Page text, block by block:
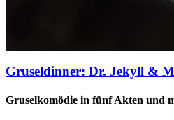
Gruseldinner: Dr. Jekyll &
Gruselkomödie in fünf Akten und